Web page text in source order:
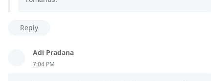
Reply
Adi Pradana
7:04 PM